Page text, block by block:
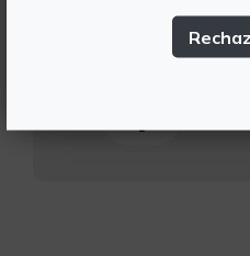
la Vall
d'Uixò